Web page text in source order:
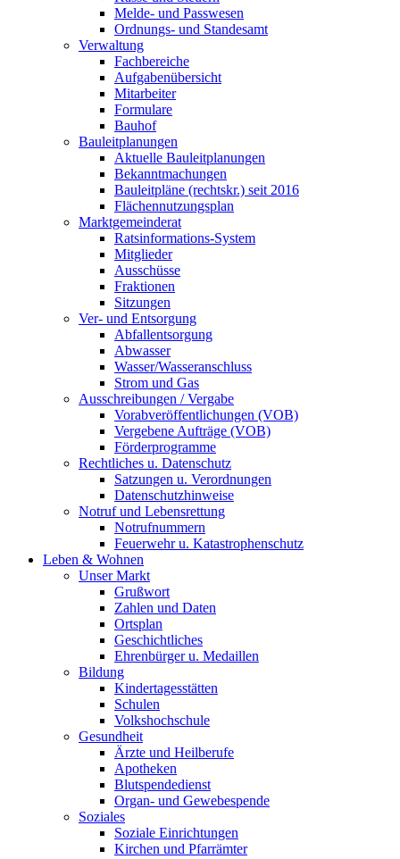
Melde- und Passwesen
Ordnungs- und Standesamt
Verwaltung
Fachbereiche
Aufgabenübersicht
Mitarbeiter
Formulare
Bauhof
Bauleitplanungen
Aktuelle Bauleitplanungen
Bekanntmachungen
Bauleitpläne (rechtskr.) seit 2016
Flächennutzungsplan
Marktgemeinderat
Ratsinformations-System
Mitglieder
Ausschüsse
Fraktionen
Sitzungen
Ver- und Entsorgung
Abfallentsorgung
Abwasser
Wasser/Wasseranschluss
Strom und Gas
Ausschreibungen / Vergabe
Vorabveröffentlichungen (VOB)
Vergebene Aufträge (VOB)
Förderprogramme
Rechtliches u. Datenschutz
Satzungen u. Verordnungen
Datenschutzhinweise
Notruf und Lebensrettung
Notrufnummern
Feuerwehr u. Katastrophenschutz
Leben & Wohnen
Unser Markt
Grußwort
Zahlen und Daten
Ortsplan
Geschichtliches
Ehrenbürger u. Medaillen
Bildung
Kindertagesstätten
Schulen
Volkshochschule
Gesundheit
Ärzte und Heilberufe
Apotheken
Blutspendedienst
Organ- und Gewebespende
Soziales
Soziale Einrichtungen
Kirchen und Pfarrämter